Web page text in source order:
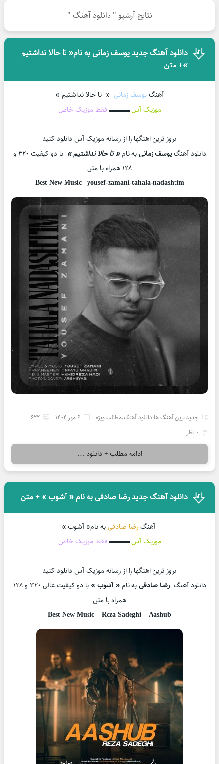
نتایج آرشیو " دانلود آهنگ "
دانلود آهنگ جدید یوسف زمانی به نام« تا حالا نداشتیم
»+ متن
آهنگیوسف زمانی « تا حالا نداشتیم »
موزیک آس▬▬▬ فقط موزیک خاص
بروز ترین اهنگها را از رسانه موزیک آس دانلود کنید
دانلود آهنگیوسف زمانیبه نام« تا حالا نداشتیم »
با دو کیفیت ۳۲۰ و
۱۲۸ همراه با متن
Best New Music –yousef-zamani-tahala-nadashtim
جدیدترین آهنگ ها،دانلود آهنگ،مطالب ویژه 6 مهر 1404
622
0 نظر
ادامه مطلب + دانلود ...
دانلود آهنگ جدید رضا صادقی به نام « آشوب » + متن
آهنگرضا صادقیبه نام« آشوب »
موزیک آس▬▬▬ فقط موزیک خاص
بروز ترین اهنگها را از رسانه موزیک آس دانلود کنید
دانلود آهنگرضا صادقیبه نام« آشوب »
با دو کیفیت عالی 320 و 128
همراه با متن
Best New Music –Reza Sadeghi – Aashub